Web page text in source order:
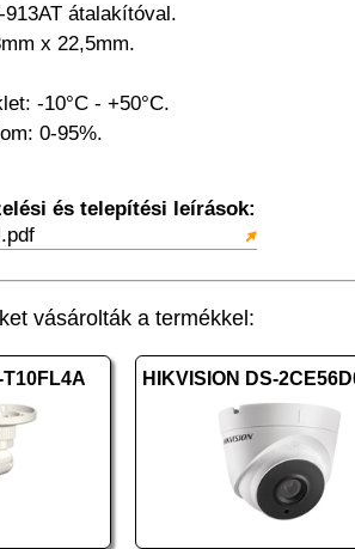
átalakítóval.
x 22,5mm.
-10°C - +50°C.
0-95%.
és telepítési leírások:
vásárolták a termékkel: